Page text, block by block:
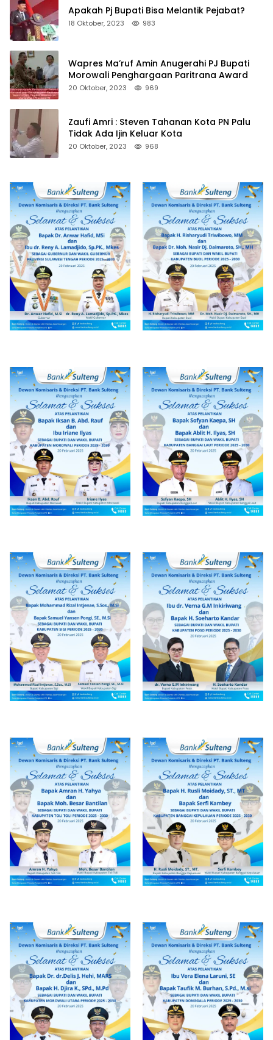
Apakah Pj Bupati Bisa Melantik Pejabat?
18 Oktober, 2023 983
Wapres Ma’ruf Amin Anugerahi PJ Bupati
Morowali Penghargaan Paritrana Award
20 Oktober, 2023 969
Zaufi Amri : Steven Tahanan Kota PN Palu
Tidak Ada Ijin Keluar Kota
20 Oktober, 2023 968